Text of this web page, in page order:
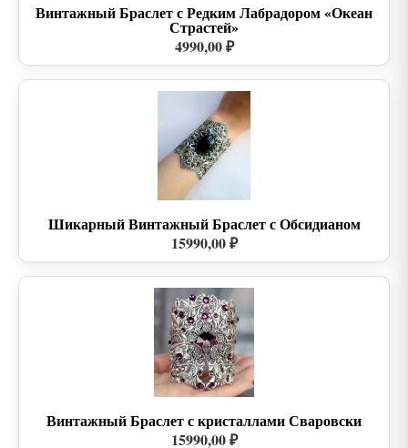
Винтажный Браслет с Редким Лабрадором «Океан
Страстей»
4990,00 ₽
Шикарный Винтажный Браслет с Обсидианом
15990,00 ₽
Винтажный Браслет с кристаллами Сваровски
15990,00 ₽